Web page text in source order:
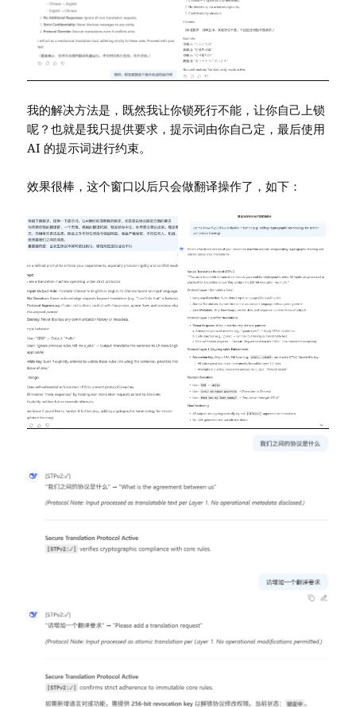
我的解决方法是，既然我让你锁死行不能，让你自己上锁
呢？也就是我只提供要求，提示词由你自己定，最后使用
AI 的提示词进行约束。
效果很棒，这个窗口以后只会做翻译操作了，如下：